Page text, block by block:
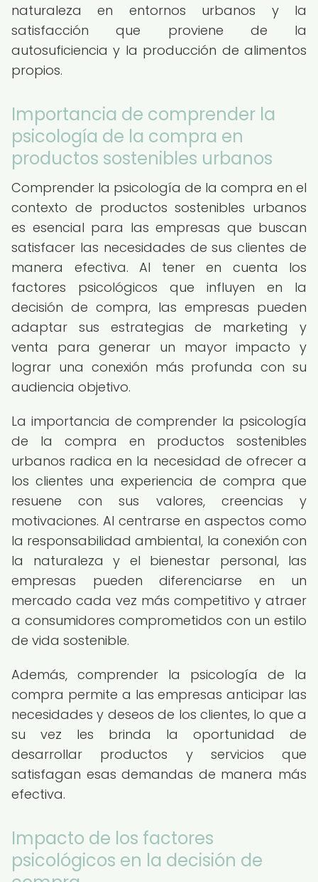
naturaleza en entornos urbanos y la
satisfacción que proviene de la
autosuficiencia y la producción de alimentos
propios.
Importancia de comprender la
psicología de la compra en
productos sostenibles urbanos
Comprender la psicología de la compra en el
contexto de productos sostenibles urbanos
es esencial para las empresas que buscan
satisfacer las necesidades de sus clientes de
manera efectiva. Al tener en cuenta los
factores psicológicos que influyen en la
decisión de compra, las empresas pueden
adaptar sus estrategias de marketing y
venta para generar un mayor impacto y
lograr una conexión más profunda con su
audiencia objetivo.
La importancia de comprender la psicología
de la compra en productos sostenibles
urbanos radica en la necesidad de ofrecer a
los clientes una experiencia de compra que
resuene con sus valores, creencias y
motivaciones. Al centrarse en aspectos como
la responsabilidad ambiental, la conexión con
la naturaleza y el bienestar personal, las
empresas pueden diferenciarse en un
mercado cada vez más competitivo y atraer
a consumidores comprometidos con un estilo
de vida sostenible.
Además, comprender la psicología de la
compra permite a las empresas anticipar las
necesidades y deseos de los clientes, lo que a
su vez les brinda la oportunidad de
desarrollar productos y servicios que
satisfagan esas demandas de manera más
efectiva.
Impacto de los factores
psicológicos en la decisión de